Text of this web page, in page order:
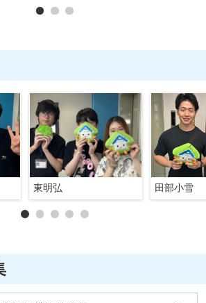
東明弘 田部小雪